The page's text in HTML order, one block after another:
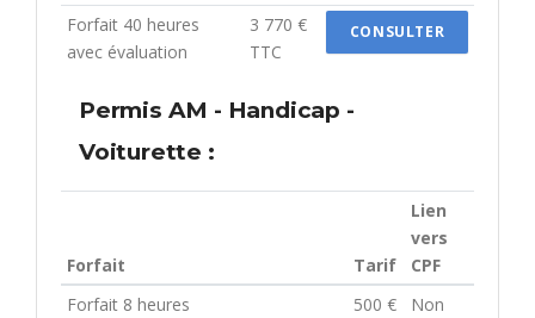
Forfait 40 heures
avec évaluation
3 770 €
TTC
CONSULTER
Permis AM - Handicap -
Voiturette :
Forfait Tarif
Lien
vers
CPF
Forfait 8 heures
500 €
Non